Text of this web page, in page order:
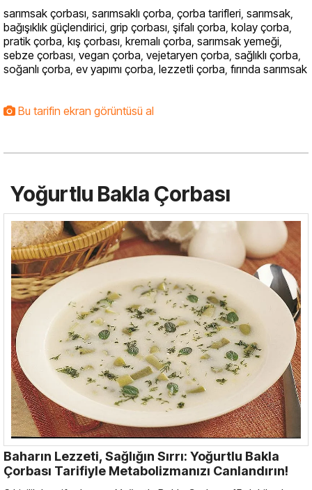
sarımsak çorbası, sarımsaklı çorba, çorba tarifleri, sarımsak,
bağışıklık güçlendirici, grip çorbası, şifalı çorba, kolay çorba,
pratik çorba, kış çorbası, kremalı çorba, sarımsak yemeği,
sebze çorbası, vegan çorba, vejetaryen çorba, sağlıklı çorba,
soğanlı çorba, ev yapımı çorba, lezzetli çorba, fırında sarımsak
Bu tarifin ekran görüntüsü al
Yoğurtlu Bakla Çorbası
Baharın Lezzeti, Sağlığın Sırrı: Yoğurtlu Bakla
Çorbası Tarifiyle Metabolizmanızı Canlandırın!